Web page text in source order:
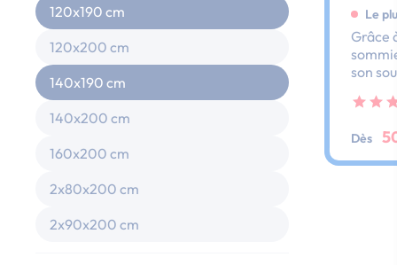
120x190 cm
120x200 cm
140x190 cm
140x200 cm
160x200 cm
2x80x200 cm
2x90x200 cm
Le
Grâce
son
dos
ses
au
Dès